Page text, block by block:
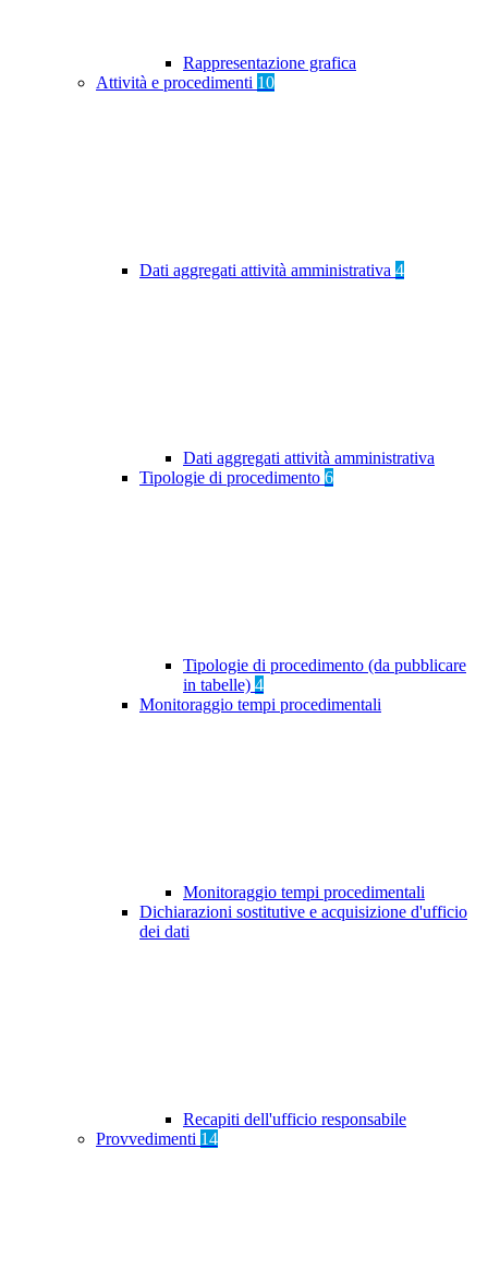
Rappresentazione grafica
Attività e procedimenti 10
Dati aggregati attività amministrativa 4
Dati aggregati attività amministrativa
Tipologie di procedimento 6
Tipologie di procedimento (da pubblicare
in tabelle) 4
Monitoraggio tempi procedimentali
Monitoraggio tempi procedimentali
Dichiarazioni sostitutive e acquisizione d'ufficio
dei dati
Recapiti dell'ufficio responsabile
Provvedimenti 14